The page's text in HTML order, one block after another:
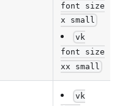
font size
x small
vk
font size
xx small
vk